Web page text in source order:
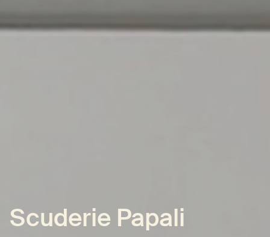
Scuderie Papali